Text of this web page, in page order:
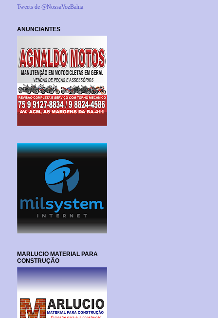
Tweets de @NossaVozBahia
ANUNCIANTES
MARLUCIO MATERIAL PARA
CONSTRUÇÃO